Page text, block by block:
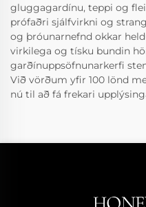
gluggagardínu, teppi og
prófaðri sjálfvirkni og
og þróunarnefnd okkar
virkilega og tísku bundin
garðínuppsöfnunarkerfi
Við vörðum yfir 100 lönd
nú til að fá frekari